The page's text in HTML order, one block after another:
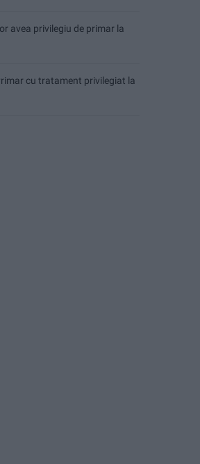
avea privilegiu de primar la
cu tratament privilegiat la